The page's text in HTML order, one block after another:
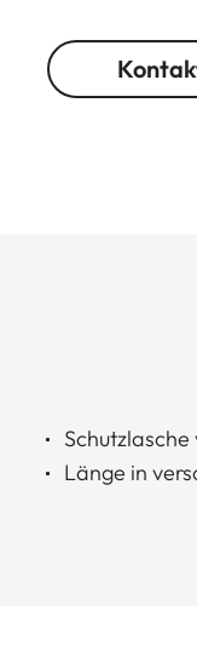
Länge in